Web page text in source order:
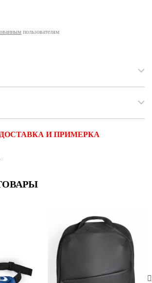
пользователям
И ПРИМЕРКА